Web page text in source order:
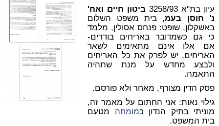
עיון בת"א 3258/93
ביטון חיים ואח'
נ' חוסן בעמ, בית משפט השלום
באשקלון, שופט: פנחס אסולין, מלמד
כי גם כשמדובר באריחים בודדים-
אם אלו אינם מתאימים לשאר
האריחים, יש לפרק את כל האריחים
ולבצע מחדש על מנת שתהיה
התאמה.
פסק הדין מצורף, מאחר ולא פורסם.
גילוי נאות: אני החתום על מאמר זה,
מוניתי בתיק הנדון כמומחה מטעם
בית המשפט.